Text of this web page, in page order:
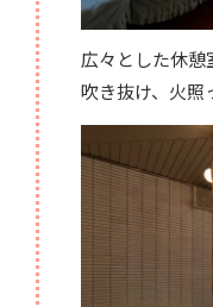
広々とした休憩
吹き抜け、火照